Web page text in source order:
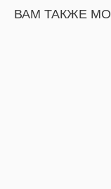
ВАМ ТАКЖЕ